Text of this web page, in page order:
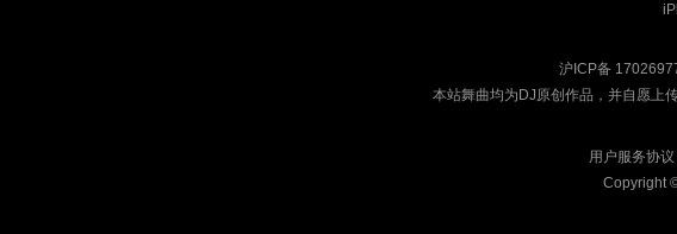
沪ICP备
本站舞曲均为DJ原创作品，并自愿上
用户服务协议
Copyright